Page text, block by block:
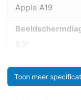
Apple A19
6.3"
Toon meer